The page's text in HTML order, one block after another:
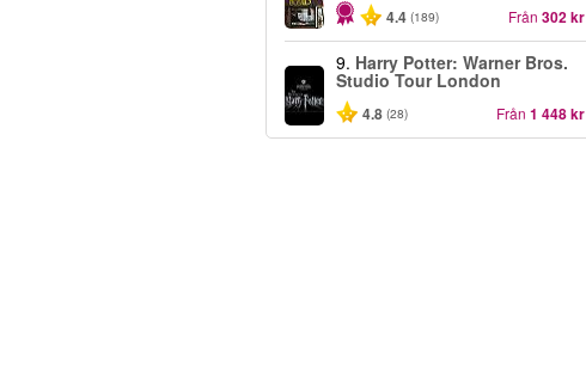
4.4 (189) Från 302 kr
9. Harry Potter: Warner Bros.
Studio Tour London
4.8 (28) Från 1 448 kr